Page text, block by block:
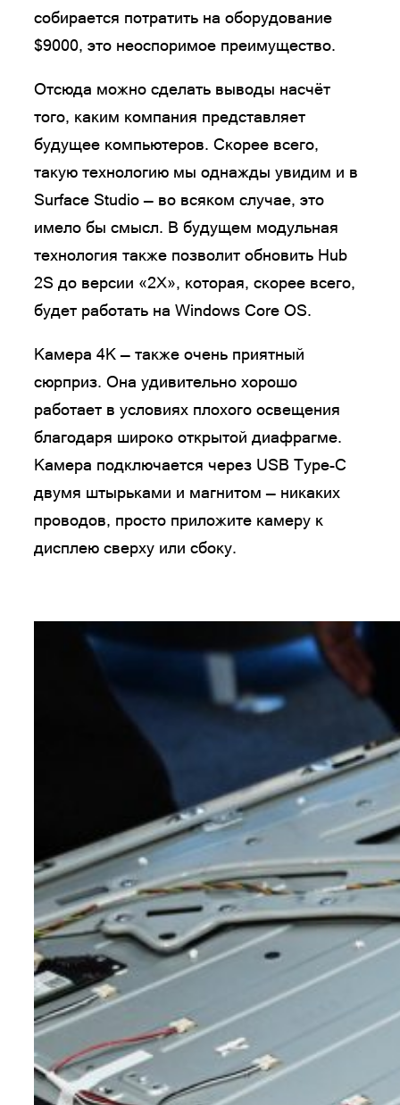
собирается потратить на оборудование
$9000, это неоспоримое преимущество.
Отсюда можно сделать выводы насчёт
того, каким компания представляет
будущее компьютеров. Скорее всего,
такую технологию мы однажды увидим и в
Surface Studio — во всяком случае, это
имело бы смысл. В будущем модульная
технология также позволит обновить Hub
2S до версии «2X», которая, скорее всего,
будет работать на Windows Core OS.
Камера 4К — также очень приятный
сюрприз. Она удивительно хорошо
работает в условиях плохого освещения
благодаря широко открытой диафрагме.
Камера подключается через USB Type-C
двумя штырьками и магнитом — никаких
проводов, просто приложите камеру к
дисплею сверху или сбоку.